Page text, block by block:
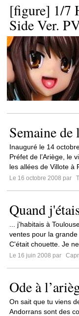
[figure] 1/7
Side Ver.
Semaine
Inauguré le 14
Préfet de l’Ariège, le
les allées de Villote à
Le 16 octobre 2008 par
Quand
... j'habitais à
ventes pour la
C'était chouette. Je
Le 16 juin 2008 par
Ode à
On sait que tu viens
Andorrans sont des